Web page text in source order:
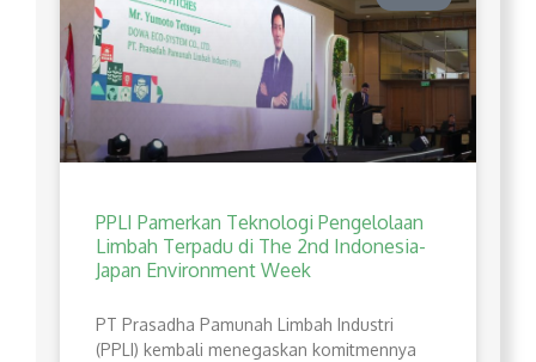
PPLI Pamerkan Teknologi Pengelolaan
Limbah Terpadu di The 2nd Indonesia-
Japan Environment Week
PT Prasadha Pamunah Limbah Industri
(PPLI) kembali menegaskan komitmennya